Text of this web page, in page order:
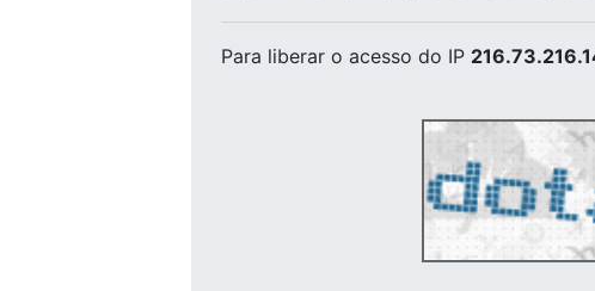
Para liberar o acesso do IP